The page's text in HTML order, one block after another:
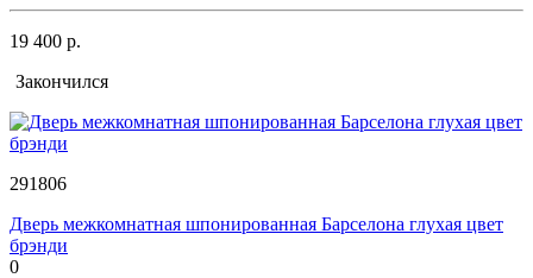
19 400 р.
Закончился
291806
Дверь межкомнатная шпонированная Барселона глухая цвет
брэнди
0